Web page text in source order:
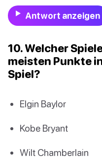
Antwort anzeigen
10. Welcher
meisten Punkte
Spiel?
Elgin Baylor
Kobe Bryant
Wilt Chamberlain